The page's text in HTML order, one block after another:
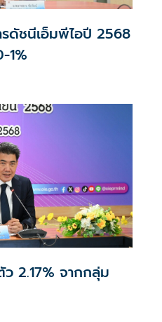
ดัชนีเอ็มพีไอปี 2568
1%
2.17% จากกลุ่ม